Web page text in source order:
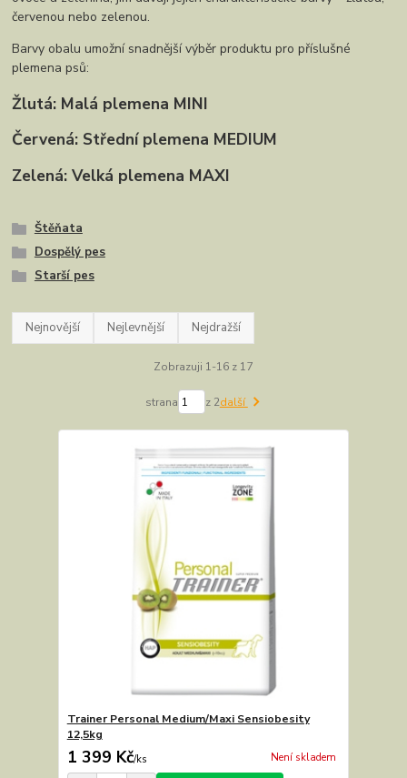
červenou nebo zelenou.
Barvy obalu umožní snadnější výběr produktu pro příslušné
plemena psů:
Žlutá: Malá plemena MINI
Červená: Střední plemena MEDIUM
Zelená: Velká plemena MAXI
Štěňata
Dospělý pes
Starší pes
Nejnovější Nejlevnější Nejdražší
Zobrazuji 1-16 z 17
strana z 2další
Trainer Personal Medium/Maxi Sensiobesity
12,5kg
1 399 Kč/ks Není skladem